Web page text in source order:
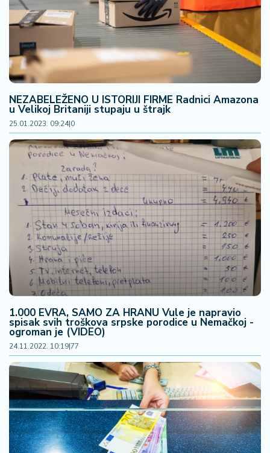
NEZABELEŽENO U ISTORIJI FIRME Radnici Amazona
u Velikoj Britaniji stupaju u štrajk
25.01.2023. 09:24|0
1.000 EVRA, SAMO ZA HRANU Vule je napravio
spisak svih troškova srpske porodice u Nemačkoj -
ogroman je (VIDEO)
24.11.2022. 10:19|77